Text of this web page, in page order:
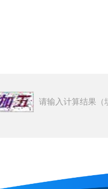
请输入计算结果（